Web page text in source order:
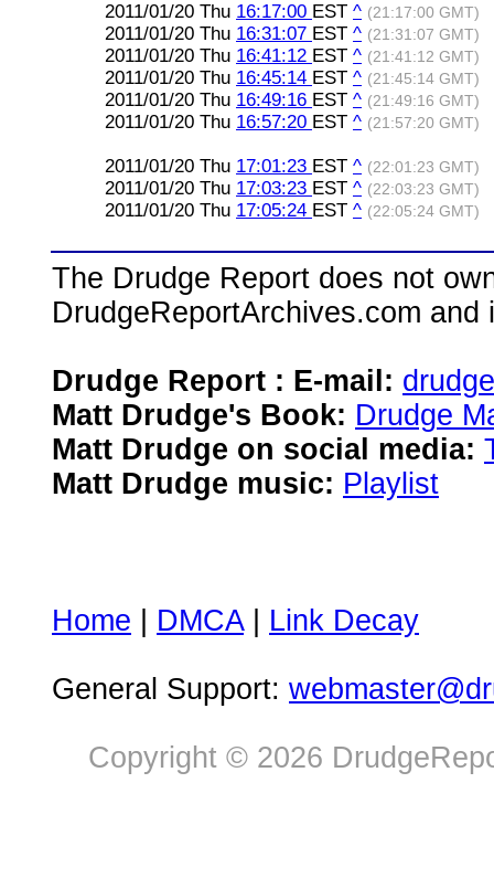
2011/01/20 Thu 16:17:00 EST ^ (21:17:00 GMT)
2011/01/20 Thu 16:31:07 EST ^ (21:31:07 GMT)
2011/01/20 Thu 16:41:12 EST ^ (21:41:12 GMT)
2011/01/20 Thu 16:45:14 EST ^ (21:45:14 GMT)
2011/01/20 Thu 16:49:16 EST ^ (21:49:16 GMT)
2011/01/20 Thu 16:57:20 EST ^ (21:57:20 GMT)
2011/01/20 Thu 17:01:23 EST ^ (22:01:23 GMT)
2011/01/20 Thu 17:03:23 EST ^ (22:03:23 GMT)
2011/01/20 Thu 17:05:24 EST ^ (22:05:24 GMT)
The Drudge Report does not
DrudgeReportArchives.com
Drudge Report : E-mail:
Matt Drudge's Book: Drudge
Matt Drudge on social media:
Matt Drudge music: Playlist
Home DMCA| Link Decay
General Support:
Copyright © 2026